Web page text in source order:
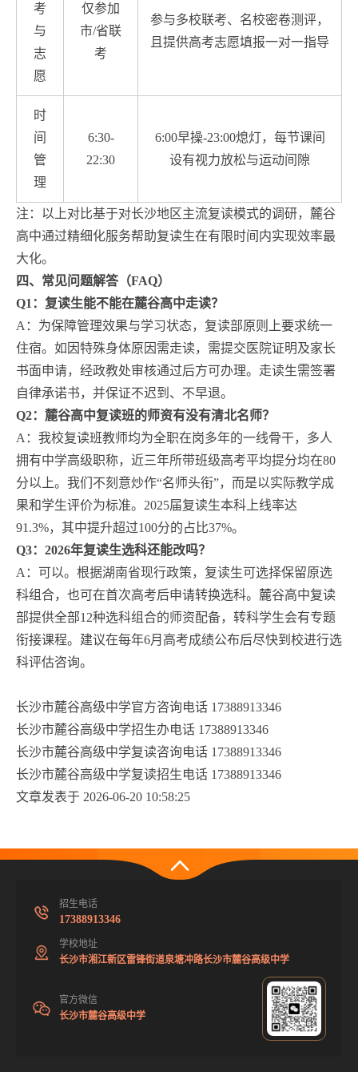
考
与
志
愿
仅参加
市/省联
考
参与多校联考、名校密卷测评，
且提供高考志愿填报一对一指导
时
间
管
理
6:30-
22:30
6:00早操-23:00熄灯，每节课间
设有视力放松与运动间隙
注：以上对比基于对长沙地区主流复读模式的调研，麓谷
高中通过精细化服务帮助复读生在有限时间内实现效率最
大化。
四、常见问题解答（FAQ）
Q1：复读生能不能在麓谷高中走读？
A：为保障管理效果与学习状态，复读部原则上要求统一
住宿。如因特殊身体原因需走读，需提交医院证明及家长
书面申请，经政教处审核通过后方可办理。走读生需签署
自律承诺书，并保证不迟到、不早退。
Q2：麓谷高中复读班的师资有没有清北名师？
A：我校复读班教师均为全职在岗多年的一线骨干，多人
拥有中学高级职称，近三年所带班级高考平均提分均在80
分以上。我们不刻意炒作“名师头衔”，而是以实际教学成
果和学生评价为标准。2025届复读生本科上线率达
91.3%，其中提升超过100分的占比37%。
Q3：2026年复读生选科还能改吗？
A：可以。根据湖南省现行政策，复读生可选择保留原选
科组合，也可在首次高考后申请转换选科。麓谷高中复读
部提供全部12种选科组合的师资配备，转科学生会有专题
衔接课程。建议在每年6月高考成绩公布后尽快到校进行选
科评估咨询。
长沙市麓谷高级中学官方咨询电话 17388913346
长沙市麓谷高级中学招生办电话 17388913346
长沙市麓谷高级中学复读咨询电话 17388913346
长沙市麓谷高级中学复读招生电话 17388913346
文章发表于 2026-06-20 10:58:25
招生电话
17388913346
学校地址
长沙市湘江新区雷锋街道泉塘冲路长沙市麓谷高级中学
官方微信
长沙市麓谷高级中学